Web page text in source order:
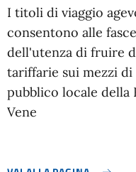
I titoli di viaggio
consentono alle
dell'utenza di fruire
tariffarie sui mezzi
pubblico locale della
Vene